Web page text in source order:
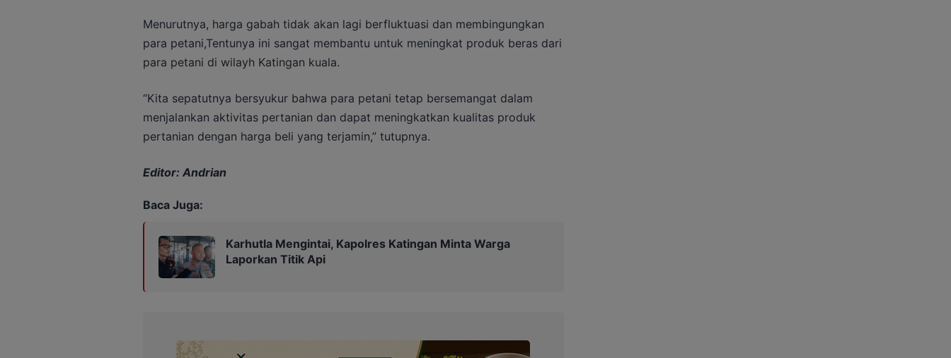
Menurutnya, harga gabah tidak akan lagi berfluktuasi dan membingungkan
para petani,Tentunya ini sangat membantu untuk meningkat produk beras dari
para petani di wilayh Katingan kuala.
“Kita sepatutnya bersyukur bahwa para petani tetap bersemangat dalam
menjalankan aktivitas pertanian dan dapat meningkatkan kualitas produk
pertanian dengan harga beli yang terjamin,” tutupnya.
Editor: Andrian
Baca Juga:
Karhutla Mengintai, Kapolres Katingan Minta Warga
Laporkan Titik Api